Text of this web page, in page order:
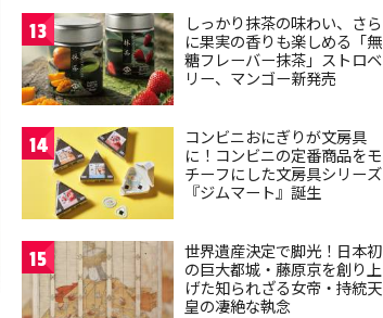
13
しっかり抹茶の味わい、さら
に果実の香りも楽しめる「無
糖フレーバー抹茶」ストロベ
リー、マンゴー新発売
14
コンビニおにぎりが文房具
に！コンビニの定番商品をモ
チーフにした文房具シリーズ
『ジムマート』誕生
15
世界遺産決定で脚光！日本初
の巨大都城・藤原京を創り上
げた知られざる女帝・持統天
皇の凄絶な執念